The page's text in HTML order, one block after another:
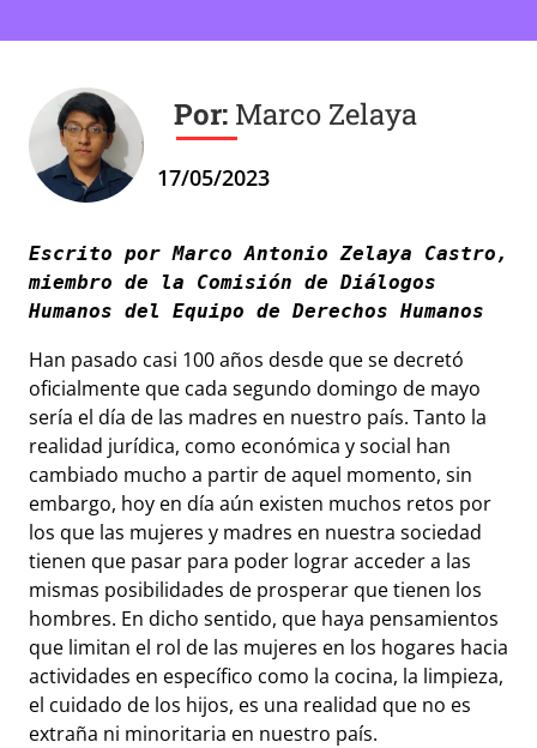
Marco Zelaya
Escrito por Marco Antonio Zelaya Castro,
miembro de la Comisión de Diálogos
Humanos del Equipo de Derechos Humanos
Han pasado casi 100 años desde que se decretó
oficialmente que cada segundo domingo de mayo
sería el día de las madres en nuestro país. Tanto la
realidad jurídica, como económica y social han
cambiado mucho a partir de aquel momento, sin
embargo, hoy en día aún existen muchos retos por
los que las mujeres y madres en nuestra sociedad
tienen que pasar para poder lograr acceder a las
mismas posibilidades de prosperar que tienen los
hombres. En dicho sentido, que haya pensamientos
que limitan el rol de las mujeres en los hogares hacia
actividades en específico como la cocina, la limpieza,
el cuidado de los hijos, es una realidad que no es
extraña ni minoritaria en nuestro país.
17/05/2023